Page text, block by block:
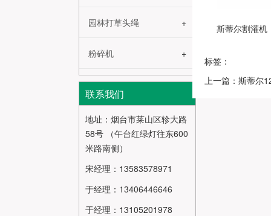
园林打草头绳
粉碎机
联系我们
地址：烟台市莱山区轸大路
58号 （午台红绿灯往东600
米路南侧）
宋经理：13583578971
于经理：13406446646
于经理：13105201978
斯蒂尔割灌机
标签：
上一篇：斯蒂尔